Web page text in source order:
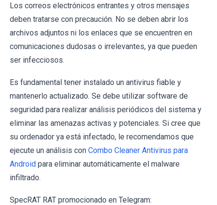
Los correos electrónicos entrantes y otros mensajes
deben tratarse con precaución. No se deben abrir los
archivos adjuntos ni los enlaces que se encuentren en
comunicaciones dudosas o irrelevantes, ya que pueden
ser infecciosos.
Es fundamental tener instalado un antivirus fiable y
mantenerlo actualizado. Se debe utilizar software de
seguridad para realizar análisis periódicos del sistema y
eliminar las amenazas activas y potenciales. Si cree que
su ordenador ya está infectado, le recomendamos que
ejecute un análisis con Combo Cleaner Antivirus para
Android para eliminar automáticamente el malware
infiltrado.
SpecRAT RAT promocionado en Telegram: